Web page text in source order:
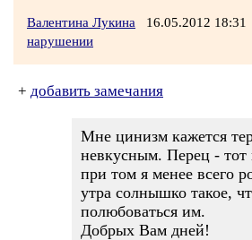
Валентина Лукина 16.05.2012 18:31
нарушении
+ добавить замечания
Мне цинизм кажется
невкусным. Перец - тот
при том я менее всего
утра солнышко такое,
полюбоваться им.
Добрых Вам дней!